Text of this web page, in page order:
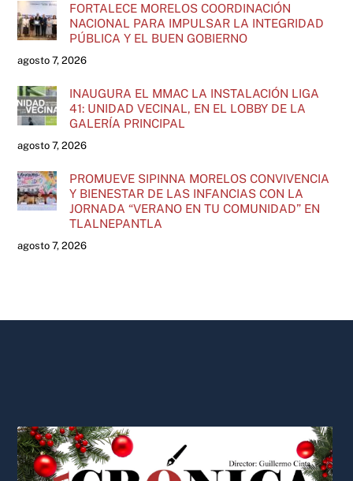
FORTALECE MORELOS COORDINACIÓN
NACIONAL PARA IMPULSAR LA INTEGRIDAD
PÚBLICA Y EL BUEN GOBIERNO
agosto 7, 2026
INAUGURA EL MMAC LA INSTALACIÓN LIGA
41: UNIDAD VECINAL, EN EL LOBBY DE LA
GALERÍA PRINCIPAL
agosto 7, 2026
PROMUEVE SIPINNA MORELOS CONVIVENCIA
Y BIENESTAR DE LAS INFANCIAS CON LA
JORNADA “VERANO EN TU COMUNIDAD” EN
TLALNEPANTLA
agosto 7, 2026
To
Top